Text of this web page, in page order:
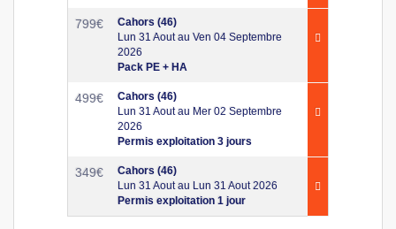
799€
Cahors (46)
Lun 31 Aout au Ven 04 Septembre
2026
Pack PE + HA
499€
Cahors (46)
Lun 31 Aout au Mer 02 Septembre
2026
Permis exploitation 3 jours
349€
Cahors (46)
Lun 31 Aout au Lun 31 Aout 2026
Permis exploitation 1 jour